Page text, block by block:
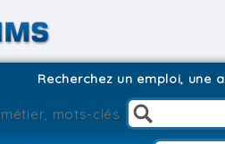
Recherchez un emploi, une